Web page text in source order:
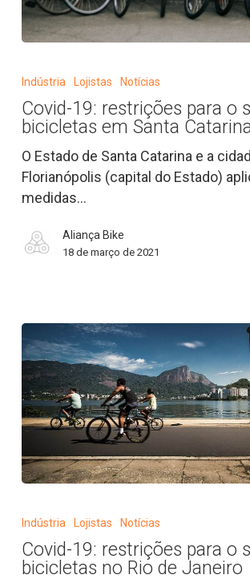
restrições
para
o
setor
de
bicicletas
Santa
Catarina
Indústria Lojistas Notícias
Covid-19: restrições para o
bicicletas em Santa
O Estado de Santa Catarina e a
Florianópolis (capital do Estado)
medidas…
Aliança Bike
18 de março de 2021
restrições
para
o
Indústria Lojistas Notícias
Covid-19: restrições para o
bicicletas no Rio de Janeiro